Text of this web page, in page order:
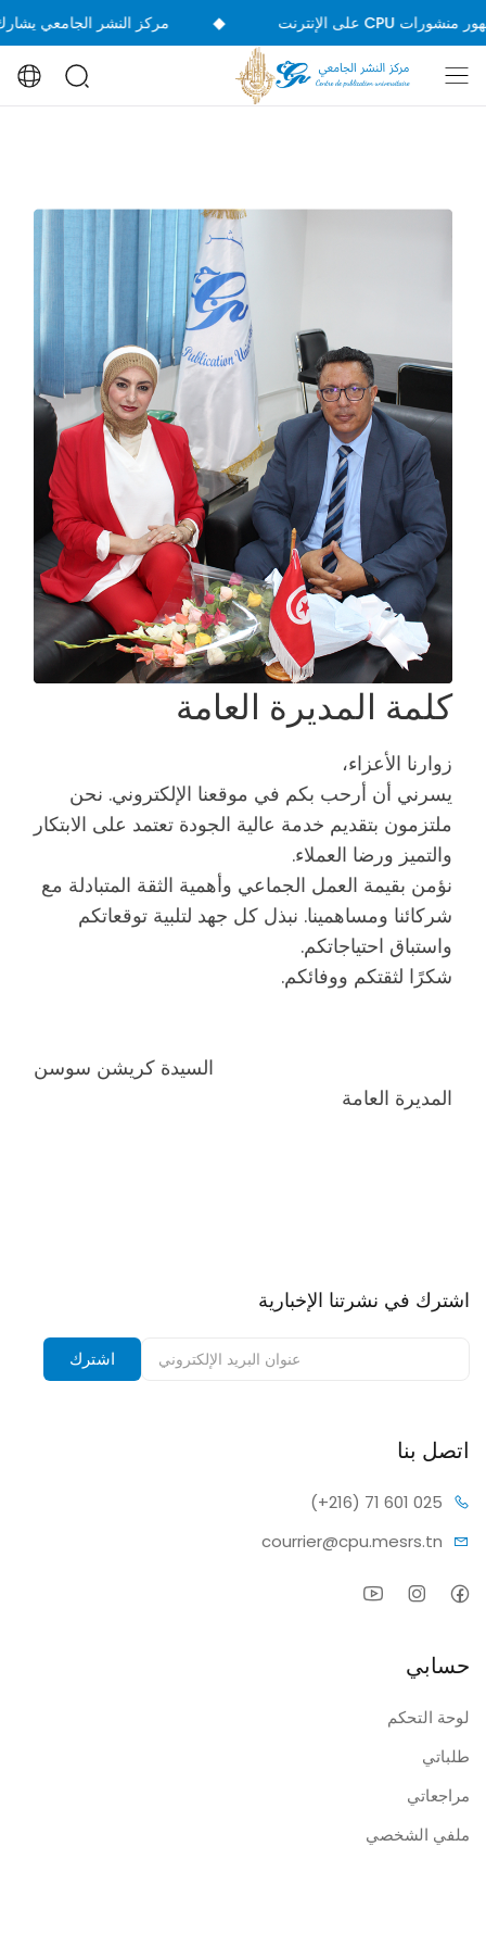
مركز النشر الجامعي يشارك في الدورة 39 من
كلمة المديرة العامة
زوارنا الأعزاء،
يسرني أن أرحب بكم في موقعنا الإلكتروني. نحن
ملتزمون بتقديم خدمة عالية الجودة تعتمد على الابتكار
والتميز ورضا العملاء.
نؤمن بقيمة العمل الجماعي وأهمية الثقة المتبادلة مع
شركائنا ومساهمينا. نبذل كل جهد لتلبية توقعاتكم
واستباق احتياجاتكم.
شكرًا لثقتكم ووفائكم.
السيدة كريشن سوسن
المديرة العامة
اشترك في نشرتنا الإخبارية
اشترك
اتصل بنا
(+216) 71 601 025
courrier@cpu.mesrs.tn
حسابي
لوحة التحكم
طلباتي
مراجعاتي
ملفي الشخصي